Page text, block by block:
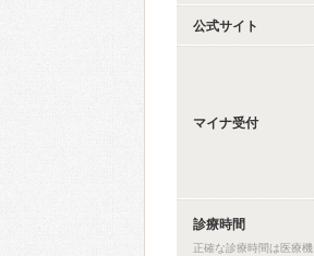
公式サイト
マイナ受付
診療時間
正確な診療時間は医療機